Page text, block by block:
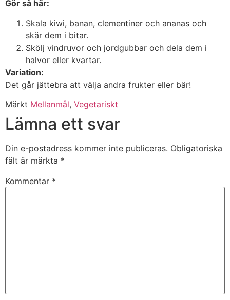
Gör så här:
Skala kiwi, banan, clementiner och ananas och
skär dem i bitar.
Skölj vindruvor och jordgubbar och dela dem i
halvor eller kvartar.
Variation:
Det går jättebra att välja andra frukter eller bär!
Märkt Mellanmål, Vegetariskt
Lämna ett svar
Din e-postadress kommer inte publiceras. Obligatoriska
fält är märkta *
Kommentar *